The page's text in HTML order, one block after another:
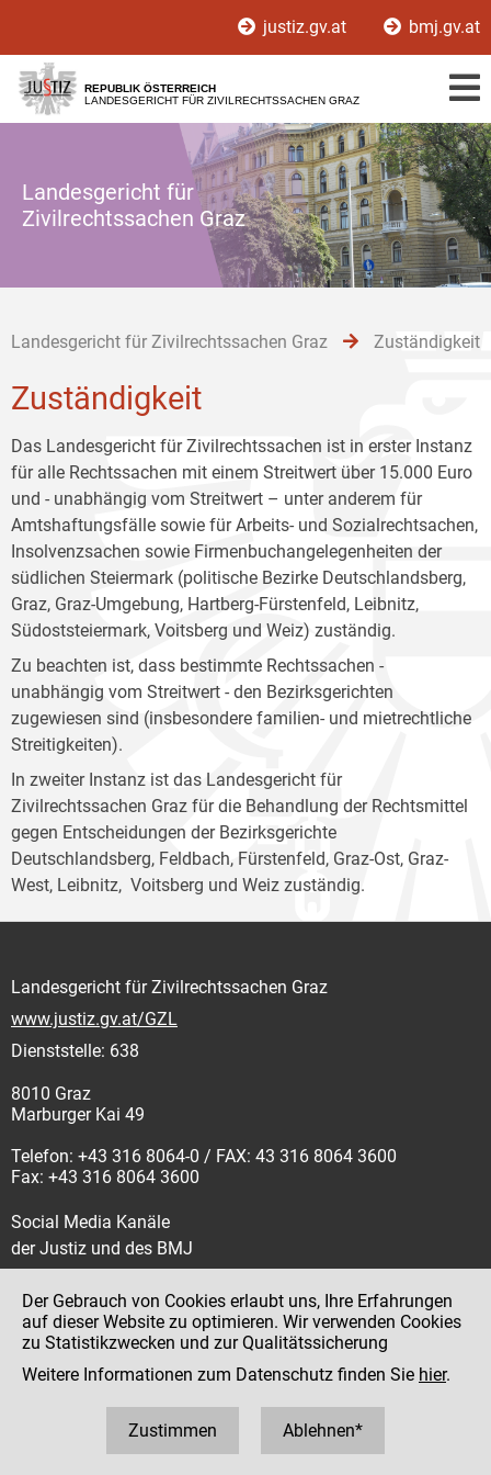
[1]
[2]
[3]
justiz.gv.at bmj.gv.at
REPUBLIK ÖSTERREICH
LANDESGERICHT FÜR ZIVILRECHTSSACHEN GRAZ
Landesgericht für
Zivilrechtssachen Graz
Landesgericht für Zivilrechtssachen Graz Zuständigkeit
Zuständigkeit
Das Landesgericht für Zivilrechtssachen ist in erster Instanz
für alle Rechtssachen mit einem Streitwert über 15.000 Euro
und - unabhängig vom Streitwert – unter anderem für
Amtshaftungsfälle sowie für Arbeits- und Sozialrechtsachen,
Insolvenzsachen sowie Firmenbuchangelegenheiten der
südlichen Steiermark (politische Bezirke Deutschlandsberg,
Graz, Graz-Umgebung, Hartberg-Fürstenfeld, Leibnitz,
Südoststeiermark, Voitsberg und Weiz) zuständig.
Zu beachten ist, dass bestimmte Rechtssachen -
unabhängig vom Streitwert - den Bezirksgerichten
zugewiesen sind (insbesondere familien- und mietrechtliche
Streitigkeiten).
In zweiter Instanz ist das Landesgericht für
Zivilrechtssachen Graz für die Behandlung der Rechtsmittel
gegen Entscheidungen der Bezirksgerichte
Deutschlandsberg, Feldbach, Fürstenfeld, Graz-Ost, Graz-
West, Leibnitz, Voitsberg und Weiz zuständig.
Landesgericht für Zivilrechtssachen Graz
www.justiz.gv.at/GZL
Dienststelle: 638
8010 Graz
Marburger Kai 49
Telefon: +43 316 8064-0 / FAX: 43 316 8064 3600
Fax: +43 316 8064 3600
Social Media Kanäle
der Justiz und des BMJ
Impressum
Datenschutz
Hinweisgeber:innenplattform (für Mitarbeiter:innen)
Der Gebrauch von Cookies erlaubt uns, Ihre Erfahrungen
auf dieser Website zu optimieren. Wir verwenden Cookies
zu Statistikzwecken und zur Qualitätssicherung
Weitere Informationen zum Datenschutz finden Sie hier.
Zustimmen Ablehnen*